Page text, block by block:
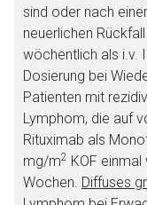
sind oder nach
neuerlichen
wöchentlich als i.v.
Dosierung bei
Patienten mit
Lymphom, die auf
Rituximab als
mg/m2 KOF
Wochen. Diffuses